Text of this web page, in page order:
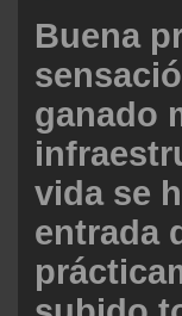
Buena
ganado
vida se
entrada